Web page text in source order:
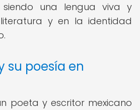
siendo una lengua viva y
y en la identidad
su poesía en
poeta y escritor mexicano